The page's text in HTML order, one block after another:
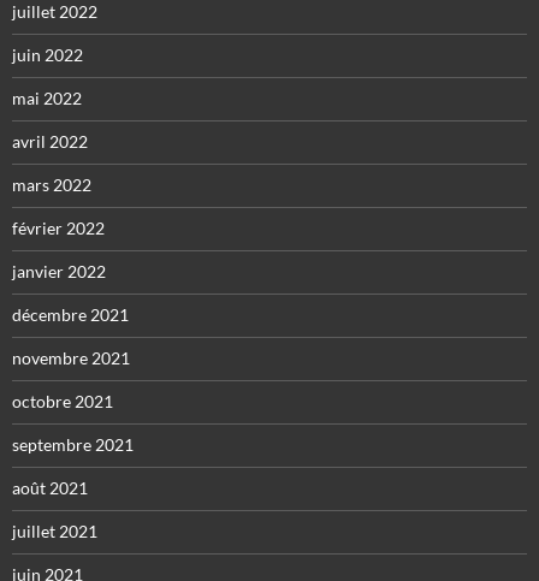
juillet 2022
juin 2022
mai 2022
avril 2022
mars 2022
février 2022
janvier 2022
décembre 2021
novembre 2021
octobre 2021
septembre 2021
août 2021
juillet 2021
juin 2021